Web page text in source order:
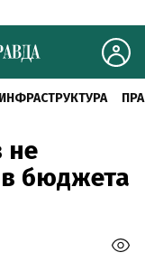
ИНФРАСТРУКТУРА
не
бюджета